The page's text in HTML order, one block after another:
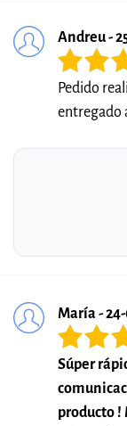
Andreu -
Pedido
entregado
María -
Súper
producto !